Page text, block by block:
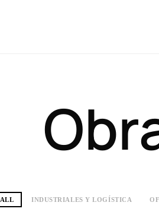
ALL INDUSTRIALES Y LOGÍSTICA